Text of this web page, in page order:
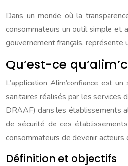
Dans un monde où la
consommateurs un outil simple et
gouvernement français, représente
Qu’est-ce
L’application Alim’confiance est
sanitaires réalisés par les services
DRAAF) dans les établissements
de sécurité de ces
consommateurs de devenir
Définition et objectifs